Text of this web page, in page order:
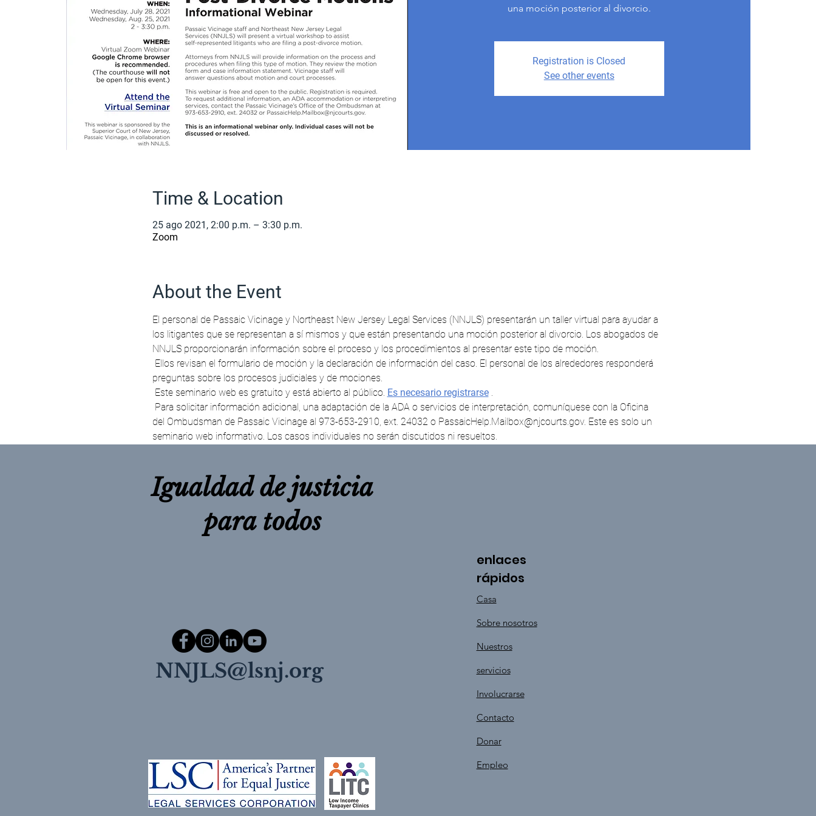
una moción posterior al divorcio.
Registration is Closed
See other events
Time & Location
25 ago 2021, 2:00 p.m. – 3:30 p.m.
Zoom
About the Event
El personal de Passaic Vicinage y Northeast New Jersey Legal Services (NNJLS) presentarán un taller virtual para ayudar a
los litigantes que se representan a sí mismos y que están presentando una moción posterior al divorcio. Los abogados de
NNJLS proporcionarán información sobre el proceso y los procedimientos al presentar este tipo de moción.
preguntas sobre los procesos judiciales y de mociones.
Este seminario web es gratuito y está abierto al público. Es necesario registrarse .
del Ombudsman de Passaic Vicinage al 973-653-2910, ext. 24032 o PassaicHelp.Mailbox@njcourts.gov. Este es solo un
seminario web informativo. Los casos individuales no serán discutidos ni resueltos.
Igualdad de justicia
para todos
enlaces
rápidos
NNJLS@lsnj.org
Casa
Sobre nosotros
Nuestros
servicios
Involucrarse
Contacto
Donar
Empleo